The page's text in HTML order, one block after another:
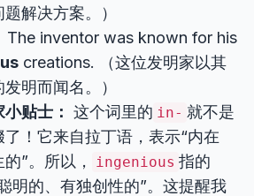
解决方案。）
The inventor was known for his
creations. （这位发明家以其
明而闻名。）
贴士： 这个词里的 in- 就不是
了！它来自拉丁语，表示“内在
”。所以，
ingenious 指的
明的、有独创性的”。这提醒我